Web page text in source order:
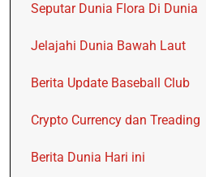
Seputar Dunia Flora Di Dunia
Jelajahi Dunia Bawah Laut
Berita Update Baseball Club
Crypto Currency dan Treading
Berita Dunia Hari ini